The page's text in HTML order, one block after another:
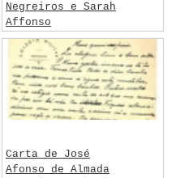
Negreiros e Sarah
Affonso
Negreiros, José
Afonso de Almada
Carta de José
Afonso de Almada